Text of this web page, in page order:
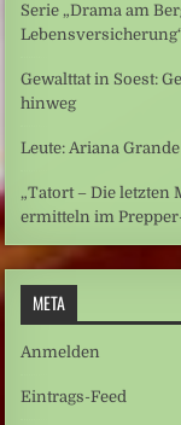
Serie „Drama am
Gewalttat in Soest:
hinweg
Leute: Ariana
„Tatort – Die letzten
ermitteln im
META
Anmelden
Eintrags-Feed